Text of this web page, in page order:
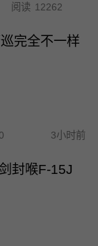
阅读 12262
完全不一样
3小时前
封喉F-15J